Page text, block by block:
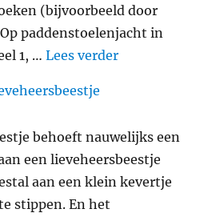
(bijvoorbeeld door
paddenstoelenjacht in
1, …Lees verder
behoeft nauwelijks een
een lieveheersbeestje
aan een klein kevertje
stippen. En het